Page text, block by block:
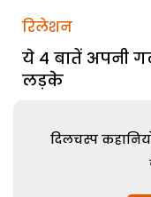
रिलेशन
ये 4 बातें अपनी
लड़के
दिलचस्प